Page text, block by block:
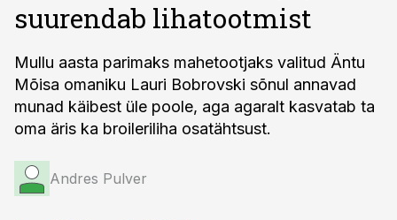
suurendab lihatootmist
Mullu aasta parimaks mahetootjaks valitud Äntu
Mõisa omaniku Lauri Bobrovski sõnul annavad
munad käibest üle poole, aga agaralt kasvatab ta
oma äris ka broileriliha osatähtsust.
Andres Pulver